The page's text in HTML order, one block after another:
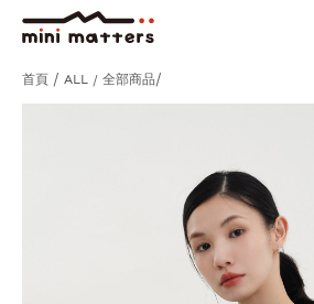
首頁 ALL / 全部商品